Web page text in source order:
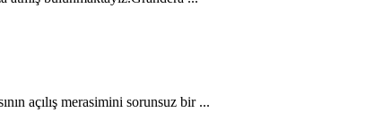
açılış merasimini sorunsuz bir ...